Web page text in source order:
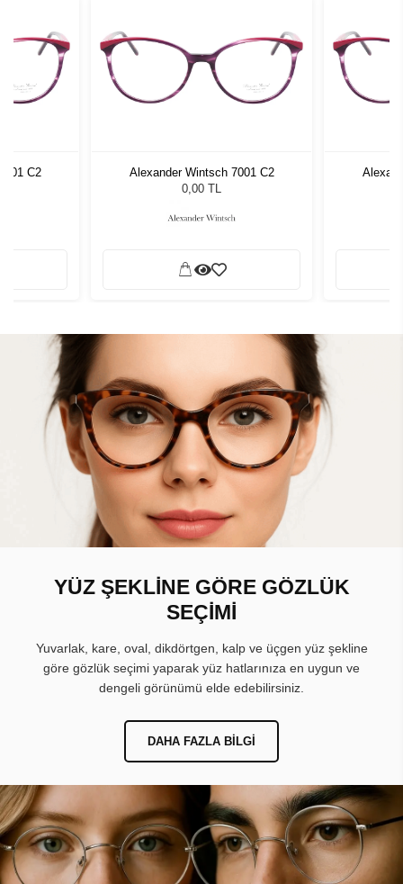
C2
Alexander Wintsch 7001 C2
0,00 TL
YÜZ ŞEKLİNE GÖRE GÖZLÜK
SEÇİMİ
Yuvarlak, kare, oval, dikdörtgen, kalp ve üçgen yüz şekline
göre gözlük seçimi yaparak yüz hatlarınıza en uygun ve
dengeli görünümü elde edebilirsiniz.
DAHA FAZLA BILGI